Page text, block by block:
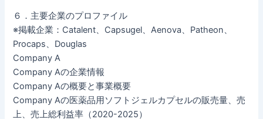
６．主要企業のプロファイル
※掲載企業：Catalent、Capsugel、Aenova、Patheon、
Procaps、Douglas
Company A
Company Aの企業情報
Company Aの概要と事業概要
Company Aの医薬品用ソフトジェルカプセルの販売量、売
上、売上総利益率（2020-2025）